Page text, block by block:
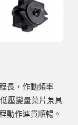
長，作動頻率
壓變量葉片泵具
動作連貫順暢。